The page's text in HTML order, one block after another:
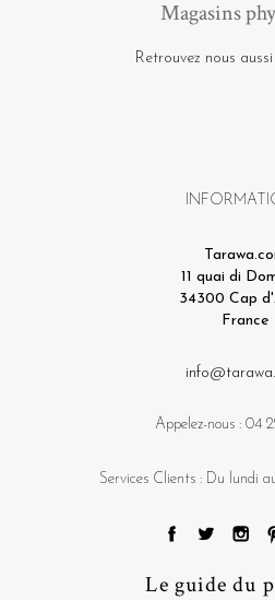
Magasins
Retrouvez nous
11 quai di
34300 Cap
France
Appelez-nous : 04
Services Clients : Du lundi
Le guide du